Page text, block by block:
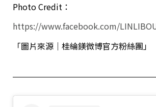
Photo Credit：
https://www.facebook.com/
「圖片來源｜桂綸鎂微博官方粉絲團」